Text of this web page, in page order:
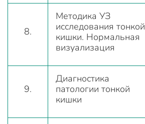
8.
Методика УЗ
исследования тонкой
кишки. Нормальная
визуализация
9.
Диагностика
патологии тонкой
кишки